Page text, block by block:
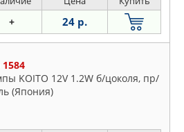
+ 24 р.
KOITO 12V 1.2W б/цоколя, пр/
(Япония)